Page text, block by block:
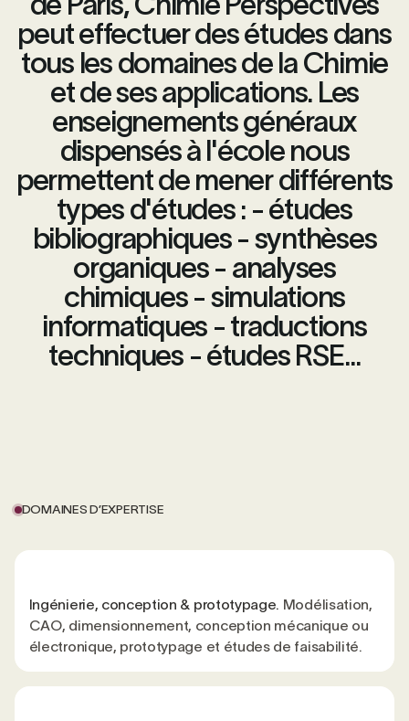
peut effectuer des études dans
tous les domaines de la Chimie
et de ses applications. Les
enseignements généraux
dispensés à l'école nous
permettent de mener différents
types d'études : - études
bibliographiques - synthèses
organiques - analyses
chimiques - simulations
informatiques - traductions
techniques - études RSE...
DOMAINES D’EXPERTISE
Ingénierie, conception & prototypage. Modélisation,
CAO, dimensionnement, conception mécanique ou
électronique, prototypage et études de faisabilité.